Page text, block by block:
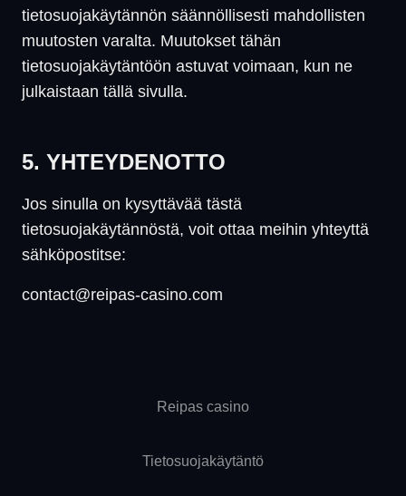
tietosuojakäytännön säännöllisesti mahdollisten
muutosten varalta. Muutokset tähän
tietosuojakäytäntöön astuvat voimaan, kun ne
julkaistaan tällä sivulla.
5. YHTEYDENOTTO
Jos sinulla on kysyttävää tästä
tietosuojakäytännöstä, voit ottaa meihin yhteyttä
sähköpostitse:
contact@reipas-casino.com
Reipas casino
Tietosuojakäytäntö